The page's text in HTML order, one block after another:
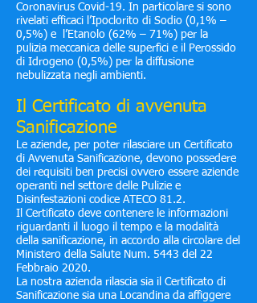
Coronavirus Covid-19. In particolare si sono
rivelati efficaci l’Ipoclorito di Sodio (0,1% –
0,5%) e l’Etanolo (62% – 71%) per la
pulizia meccanica delle superfici e il Perossido
di Idrogeno (0,5%) per la diffusione
nebulizzata negli ambienti.
Il Certificato di avvenuta
Sanificazione
Le aziende, per poter rilasciare un Certificato
di Avvenuta Sanificazione, devono possedere
dei requisiti ben precisi ovvero essere aziende
operanti nel settore delle Pulizie e
Disinfestazioni codice ATECO 81.2.
Il Certificato deve contenere le informazioni
riguardanti il luogo il tempo e la modalità
della sanificazione, in accordo alla circolare del
Ministero della Salute Num. 5443 del 22
Febbraio 2020.
La nostra azienda rilascia sia il Certificato di
Sanificazione sia una Locandina da affiggere